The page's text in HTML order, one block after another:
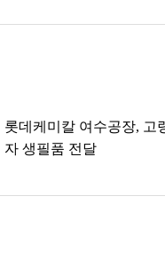
롯데케미칼 여수공장, 고
자 생필품 전달